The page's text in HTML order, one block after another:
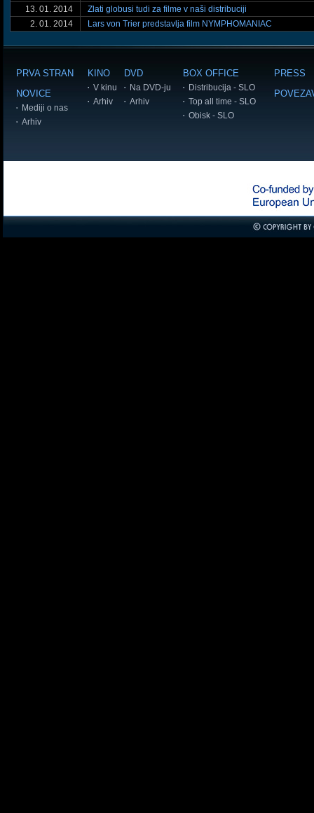
13. 01. 2014
Zlati globusi tudi za filme v naši distribuciji
2. 01. 2014
Lars von Trier predstavlja film NYMPHOMANIAC
PRVA STRAN
NOVICE
Mediji o nas
Arhiv
KINO
V kinu
Arhiv
DVD
Na DVD-ju
Arhiv
BOX OFFICE
Distribucija - SLO
Top all time - SLO
Obisk - SLO
PRESS